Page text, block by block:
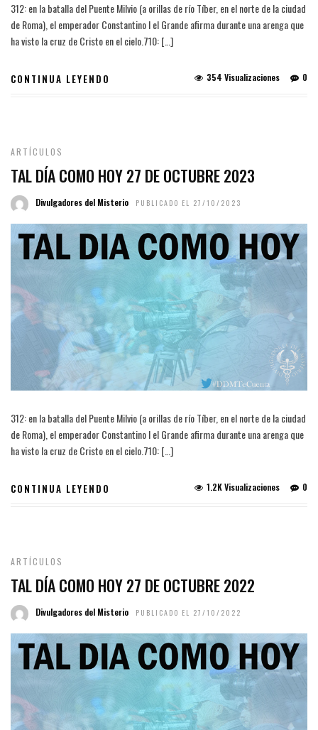
312: en la batalla del Puente Milvio (a orillas de río Tíber, en el norte de la ciudad
de Roma), el emperador Constantino I el Grande afirma durante una arenga que
ha visto la cruz de Cristo en el cielo.710: […]
CONTINUA LEYENDO 0
354 Visualizaciones
ARTÍCULOS
TAL DÍA COMO HOY 27 DE OCTUBRE 2023
Divulgadores del Misterio PUBLICADO EL 27/10/2023
312: en la batalla del Puente Milvio (a orillas de río Tíber, en el norte de la ciudad
de Roma), el emperador Constantino I el Grande afirma durante una arenga que
ha visto la cruz de Cristo en el cielo.710: […]
CONTINUA LEYENDO 0
1.2K Visualizaciones
ARTÍCULOS
TAL DÍA COMO HOY 27 DE OCTUBRE 2022
Divulgadores del Misterio PUBLICADO EL 27/10/2022